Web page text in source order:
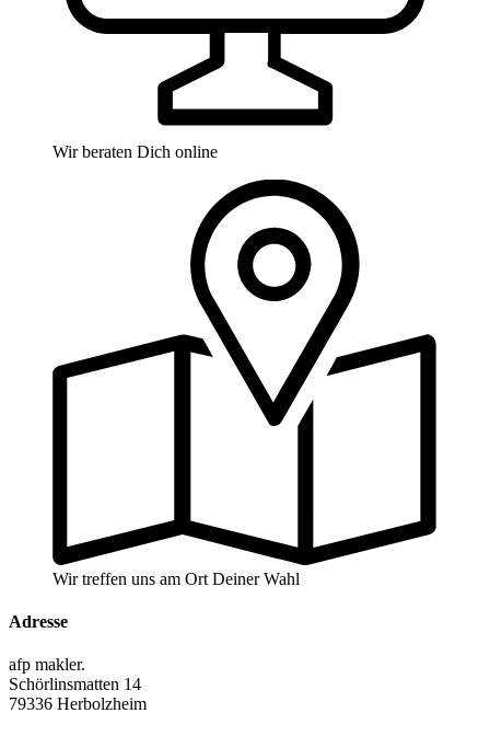
Wir beraten Dich online
Wir treffen uns am Ort Deiner Wahl
Adresse
afp makler.
Schörlinsmatten 14
79336 Herbolzheim